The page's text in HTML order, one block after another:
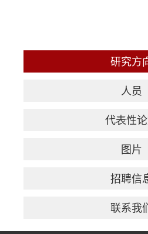
研究方
人员
代表性
图片
招聘信
联系我